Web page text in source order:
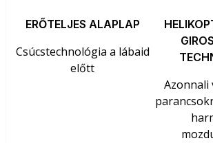
ERŐTELJES ALAPLAP
Csúcstechnológia a lábaid
előtt
Azonnali